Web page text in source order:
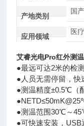
产地类别
国产
应用领域
医
艾睿光电Pro红外测
●最远可达2米的检
●人员无需停留，快
●测温精度±0.5℃（
●测温范围30℃～
●可快速安装，USB